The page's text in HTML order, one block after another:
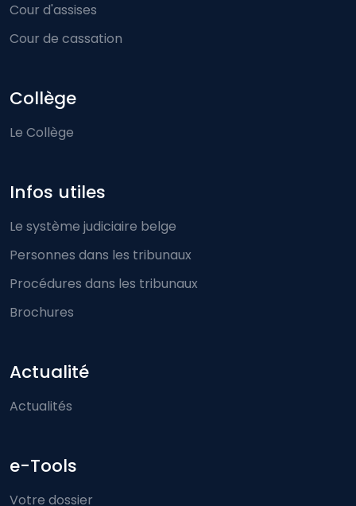
Cour d'assises
Cour de cassation
Collège
Le Collège
Infos utiles
Le système judiciaire belge
Personnes dans les tribunaux
Procédures dans les tribunaux
Brochures
Actualité
Actualités
e-Tools
Votre dossier